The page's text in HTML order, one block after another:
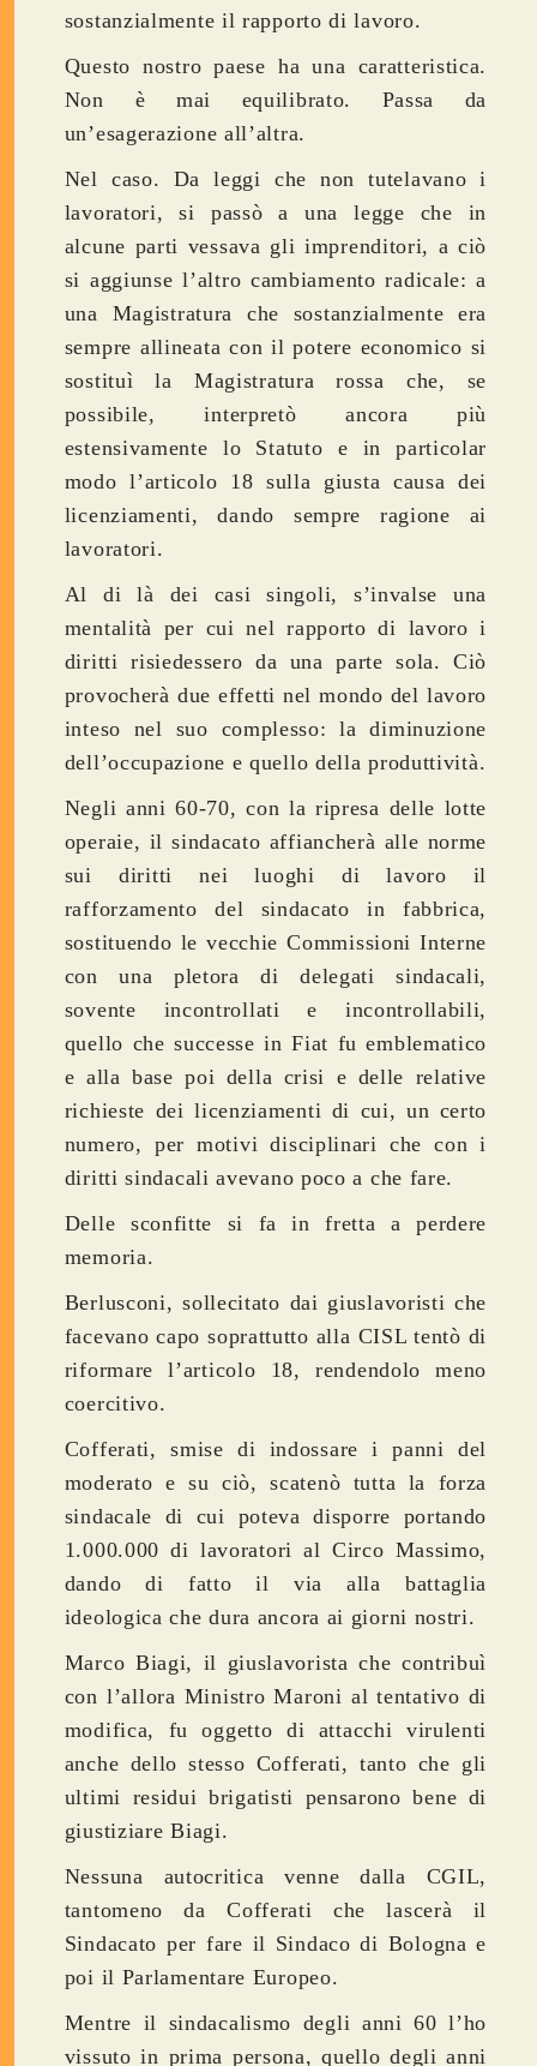
sostanzialmente il rapporto di lavoro.
Questo nostro paese ha una caratteristica.
Non è mai equilibrato. Passa da
un’esagerazione all’altra.
Nel caso. Da leggi che non tutelavano i
lavoratori, si passò a una legge che in
alcune parti vessava gli imprenditori, a ciò
si aggiunse l’altro cambiamento radicale: a
una Magistratura che sostanzialmente era
sempre allineata con il potere economico si
sostituì la Magistratura rossa che, se
possibile, interpretò ancora più
estensivamente lo Statuto e in particolar
modo l’articolo 18 sulla giusta causa dei
licenziamenti, dando sempre ragione ai
lavoratori.
Al di là dei casi singoli, s’invalse una
mentalità per cui nel rapporto di lavoro i
diritti risiedessero da una parte sola. Ciò
provocherà due effetti nel mondo del lavoro
inteso nel suo complesso: la diminuzione
dell’occupazione e quello della produttività.
Negli anni 60-70, con la ripresa delle lotte
operaie, il sindacato affiancherà alle norme
sui diritti nei luoghi di lavoro il
rafforzamento del sindacato in fabbrica,
sostituendo le vecchie Commissioni Interne
con una pletora di delegati sindacali,
sovente incontrollati e incontrollabili,
quello che successe in Fiat fu emblematico
e alla base poi della crisi e delle relative
richieste dei licenziamenti di cui, un certo
numero, per motivi disciplinari che con i
diritti sindacali avevano poco a che fare.
Delle sconfitte si fa in fretta a perdere
memoria.
Berlusconi, sollecitato dai giuslavoristi che
facevano capo soprattutto alla CISL tentò di
riformare l’articolo 18, rendendolo meno
coercitivo.
Cofferati, smise di indossare i panni del
moderato e su ciò, scatenò tutta la forza
sindacale di cui poteva disporre portando
1.000.000 di lavoratori al Circo Massimo,
dando di fatto il via alla battaglia
ideologica che dura ancora ai giorni nostri.
Marco Biagi, il giuslavorista che contribuì
con l’allora Ministro Maroni al tentativo di
modifica, fu oggetto di attacchi virulenti
anche dello stesso Cofferati, tanto che gli
ultimi residui brigatisti pensarono bene di
giustiziare Biagi.
Nessuna autocritica venne dalla CGIL,
tantomeno da Cofferati che lascerà il
Sindacato per fare il Sindaco di Bologna e
poi il Parlamentare Europeo.
Mentre il sindacalismo degli anni 60 l’ho
vissuto in prima persona, quello degli anni